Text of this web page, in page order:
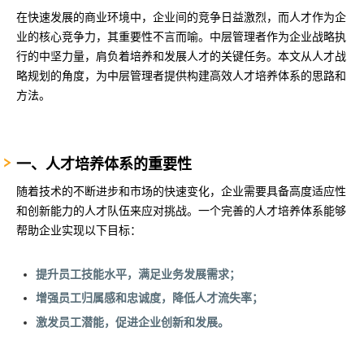
在快速发展的商业环境中，企业间的竞争日益激烈，而人才作为企
业的核心竞争力，其重要性不言而喻。中层管理者作为企业战略执
行的中坚力量，肩负着培养和发展人才的关键任务。本文从人才战
略规划的角度，为中层管理者提供构建高效人才培养体系的思路和
方法。
一、人才培养体系的重要性
随着技术的不断进步和市场的快速变化，企业需要具备高度适应性
和创新能力的人才队伍来应对挑战。一个完善的人才培养体系能够
帮助企业实现以下目标：
提升员工技能水平，满足业务发展需求；
增强员工归属感和忠诚度，降低人才流失率；
激发员工潜能，促进企业创新和发展。